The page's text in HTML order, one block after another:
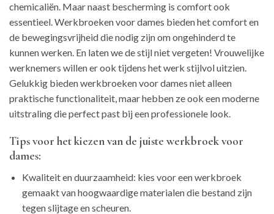
chemicaliën. Maar naast bescherming is comfort ook
essentieel. Werkbroeken voor dames bieden het comfort en
de bewegingsvrijheid die nodig zijn om ongehinderd te
kunnen werken. En laten we de stijl niet vergeten! Vrouwelijke
werknemers willen er ook tijdens het werk stijlvol uitzien.
Gelukkig bieden werkbroeken voor dames niet alleen
praktische functionaliteit, maar hebben ze ook een moderne
uitstraling die perfect past bij een professionele look.
Tips voor het kiezen van de juiste werkbroek voor
dames:
Kwaliteit en duurzaamheid: kies voor een werkbroek
gemaakt van hoogwaardige materialen die bestand zijn
tegen slijtage en scheuren.